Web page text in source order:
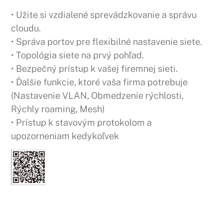
• Užite si vzdialené sprevádzkovanie a správu
cloudu.
• Správa portov pre flexibilné nastavenie siete.
• Topológia siete na prvý pohľad.
• Bezpečný prístup k vašej firemnej sieti.
• Ďalšie funkcie, ktoré vaša firma potrebuje
(Nastavenie VLAN, Obmedzenie rýchlosti,
Rýchly roaming, Mesh)
• Prístup k stavovým protokolom a
upozorneniam kedykoľvek